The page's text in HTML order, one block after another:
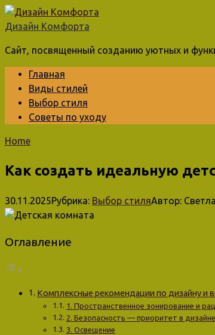
Перейти
к
Дизайн Комфорта
Сайт, посвященный созданию уютных и
Главная
Виды стилей
Выбор стиля
Советы по уходу
Home
Как создать идеальную
30.11.2025Рубрика: Выбор стиляАвтор:
Оглавление
Комплексные рекомендации по дизайну и
1. Пространственное зонирование и
2. Безопасность — приоритет в
3. Освещение